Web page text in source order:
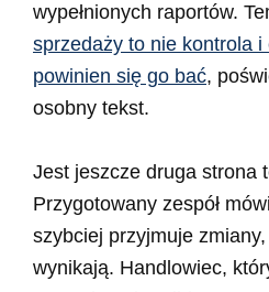
wypełnionych raportów.
sprzedaży to nie kontrola i
powinien się go bać,
osobny tekst.
Jest jeszcze druga strona
Przygotowany zespół
szybciej przyjmuje
wynikają. Handlowiec,